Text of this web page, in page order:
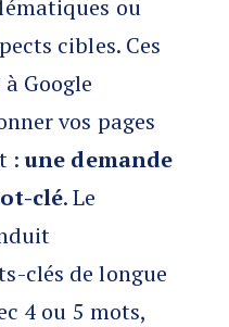
ou
cibles. Ces
Google
vos pages
:une demande
clé. Le
clés de longue
4 ou 5 mots,